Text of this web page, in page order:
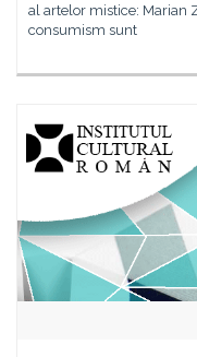
al artelor mistice: Marian
consumism sunt